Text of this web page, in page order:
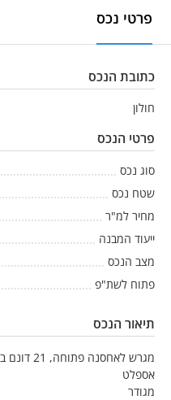
פרטי נכס
כתובת הנכס
חולון
פרטי הנכס
סוג נכס
שטח נכס
מחיר למ"ר
ייעוד המבנה
מצב הנכס
פתוח לשת"פ
תיאור הנכס
מגרש לאחסנה פתוחה, 21 דונם במרכז הארץ נושק לכביש 4
אספלט
מגודר